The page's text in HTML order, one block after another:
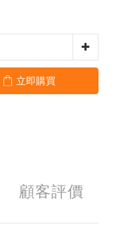
立即購買
顧客評價